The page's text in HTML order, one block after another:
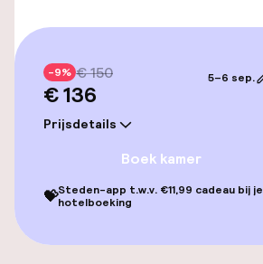
TV lounge
Eet- en drinkgelegenheden
Restaurant
Bar
-9% € 150
€ 136
Prijsdetails
5–6 sep.
Boek kamer
💝Steden-app t.w.v. €11,99 cadeau bij je
hotelboeking